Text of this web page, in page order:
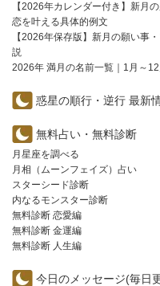
【2026年カレンダー付き】新月
恋を叶える具体的例文
【2026年保存版】新月の願い事
説
2026年 満月の名前一覧｜1月～
惑星の順行・逆行 最新
無料占い・無料診断
月星座を調べる
月相（ムーンフェイズ）占い
スターシード診断
内なるモンスター診断
無料診断 恋愛編
無料診断 金運編
無料診断 人生編
今日のメッセージ(毎日